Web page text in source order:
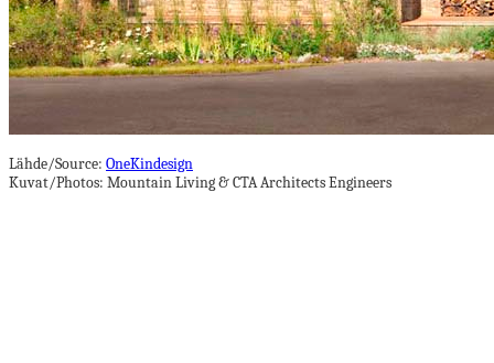
Lähde/Source: OneKindesign
Kuvat/Photos: Mountain Living &CTA Architects Engineers